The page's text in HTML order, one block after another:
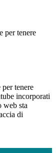
per tenere
tenere
incorporati
web sta
di